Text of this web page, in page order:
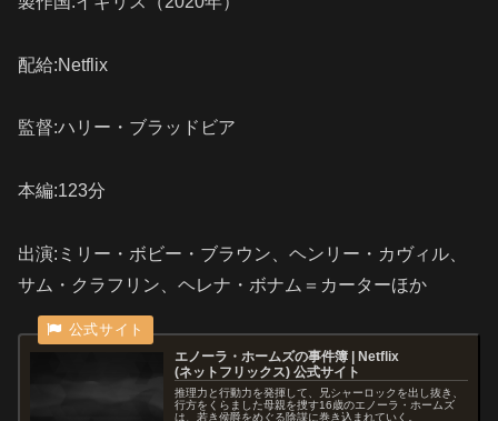
配給:Netflix
監督:ハリー・ブラッドビア
本編:123分
出演:ミリー・ボビー・ブラウン、ヘンリー・カヴィル、
サム・クラフリン、ヘレナ・ボナム＝カーターほか
エノーラ・ホームズの事件簿 | Netflix
( ネ ッ ト フ リ ッ ク ス ) 公 式サ イ ト
推理力と行動力を発揮して、兄シャーロックを出し抜き、
行方をくらました母親を捜す16歳のエノーラ・ホームズ
は、若き侯爵をめぐる陰謀に巻き込まれていく。